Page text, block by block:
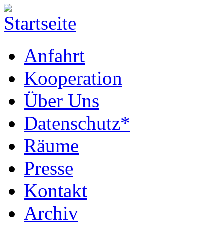
Anfahrt
Kooperation
Über Uns
Datenschutz*
Räume
Presse
Kontakt
Archiv